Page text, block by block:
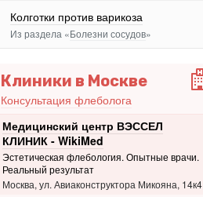
Колготки против варикоза
Из раздела «Болезни сосудов»
Клиники в Москве
Консультация флеболога
Медицинский центр ВЭССЕЛ
КЛИНИК - WikiMed
Эстетическая флебология. Опытные врачи.
Реальный результат
Москва, ул. Авиаконструктора Микояна, 14к4